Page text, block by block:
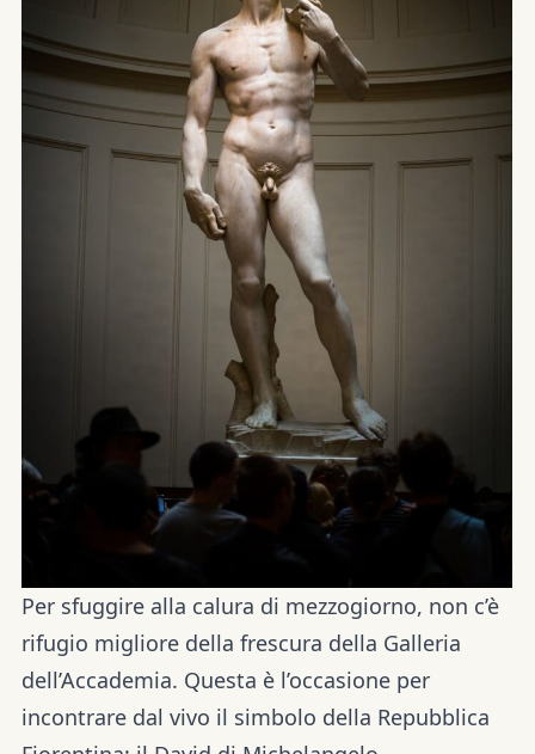
Per sfuggire alla calura di mezzogiorno, non c’è
rifugio migliore della frescura della Galleria
dell’Accademia. Questa è l’occasione per
incontrare dal vivo il simbolo della Repubblica